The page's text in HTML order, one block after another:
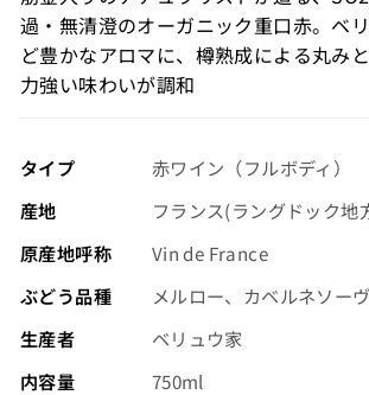
込）
過・無清澄のオーガニック重口赤。ベ
ど豊かなアロマに、樽熟成による丸み
力強い味わいが調和
タイプ
赤ワイン（フルボディ）
産地
フランス(ラングドック地
原産地呼称
Vin de France
ぶどう品種
メルロー、カベルネソー
生産者
ベリュウ家
内容量
750ml